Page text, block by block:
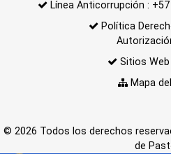
Línea Anticorrupción :
Política
Sitios
Mapa
© 2026 Todos los derechos
de